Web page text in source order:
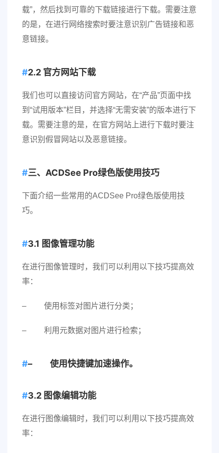
载”，然后找到可靠的下载链接进行下载。需要注意
的是，在进行网络搜索时要注意识别广告链接和恶
意链接。
2.2 官方网站下载
我们也可以直接访问官方网站，在“产品”页面中找
到“试用版本”栏目，并选择“无需安装”的版本进行下
载。需要注意的是，在官方网站上进行下载时要注
意识别假冒网站以及恶意链接。
三、ACDSee Pro绿色版使用技巧
下面介绍一些常用的ACDSee Pro绿色版使用技
巧。
3.1 图像管理功能
在进行图像管理时，我们可以利用以下技巧提高效
率：
– 使用标签对图片进行分类；
– 利用元数据对图片进行检索；
– 使用快捷键加速操作。
3.2 图像编辑功能
在进行图像编辑时，我们可以利用以下技巧提高效
率：